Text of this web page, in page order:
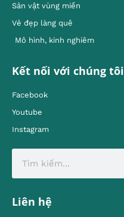
Sản vật vùng miền
Vẻ đẹp làng quê
Mô hình, kinh nghiêm
Kết nối với chúng tôi
Facebook
Youtube
Instagram
Liên hệ